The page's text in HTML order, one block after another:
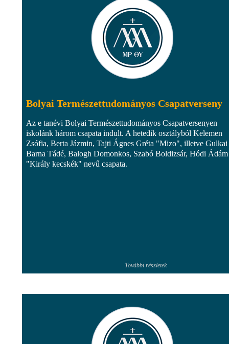
Bolyai Természettudományos Csapatverseny
Az e tanévi Bolyai Természettudományos Csapatversenyen
iskolánk három csapata indult. A hetedik osztályból Kelemen
Zsófia, Berta Jázmin, Tajti Ágnes Gréta "Mizo", illetve Gulkai
Barna Tádé, Balogh Domonkos, Szabó Boldizsár, Hódi Ádám
"Király kecskék" nevű csapata.
További részletek